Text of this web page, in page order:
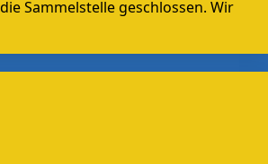
Sammelstelle geschlossen. Wir